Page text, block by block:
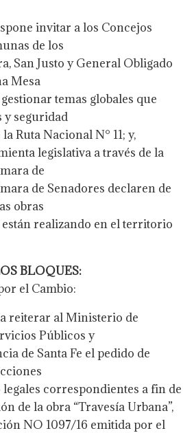
invitar a los Concejos
de los
San Justo y General Obligado
Mesa
temas globales que
y seguridad
Ruta Nacional N° 11; y,
legislativa a través de la
de
de Senadores declaren de
obras
realizando en el territorio
BLOQUES:
el Cambio:
reiterar al Ministerio de
Públicos y
de Santa Fe el pedido de
correspondientes a fin de
de la obra “Travesía Urbana”,
NO 1097/16 emitida por el